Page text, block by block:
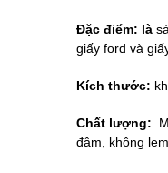
Đặc điểm: là
giấy ford và
Kích thước:
Chất lượng:
đậm, không